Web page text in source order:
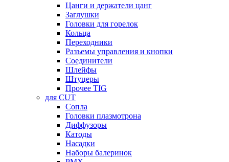
Цанги и держатели цанг
Заглушки
Головки для горелок
Кольца
Переходники
Разъемы управления и кнопки
Соединители
Шлейфы
Штуцеры
Прочее TIG
для CUT
Сопла
Головки плазмотрона
Диффузоры
Катоды
Насадки
Наборы балеринок